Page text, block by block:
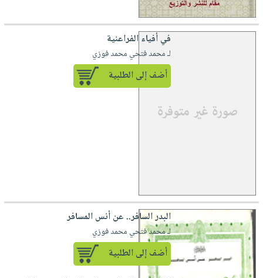
في أفياء الفراعنية
لـ محمد فتحي محمد فوزي
أضف إلى الطلبية
البدر السافر.. عن أنس المسافر
لـ محمد فتحي محمد فوزي
أضف إلى الطلبية